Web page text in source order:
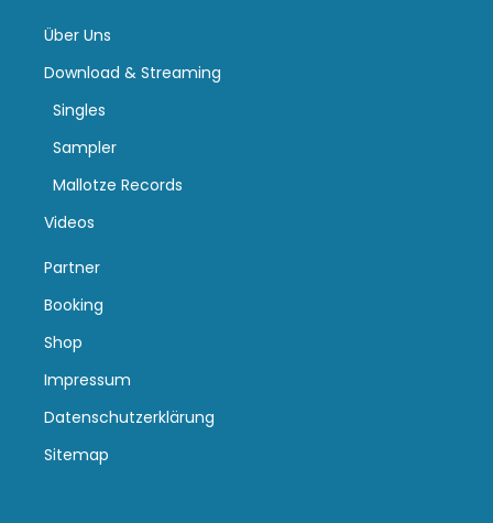
Über Uns
Download & Streaming
Singles
Sampler
Mallotze Records
Videos
Partner
Booking
Shop
Impressum
Datenschutzerklärung
Sitemap